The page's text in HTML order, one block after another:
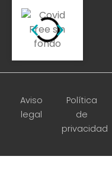
Aviso
legal
Política
de
privacidad